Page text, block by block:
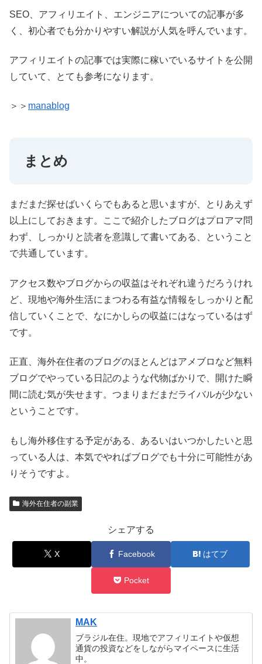
SEO、アフィリエイト、エンジニアについての記事が多
く、初心者でも分かりやすい解説が人気を呼んでいます。
アフィリエイトの記事では実際に稼いでいるサイトを公開
していて、とても参考になります。
＞＞ manablog
まとめ
まだまだ探せばいくらでもあると思いますが、とりあえず
以上にしておきます。ここで紹介したブログはプロアマ問
わず、しっかりと読者を意識して書いてある、ということ
で共通しています。
アクセス数やブログからの収益はそれぞれ違うだろうけれ
ど、現地や海外生活にまつわる有益な情報をしっかりと配
信していくことで、なにかしらの収益にはなっているはず
です。
正直、海外在住者のブログのほとんどはアメブロなど無料
ブログでやっている日記のような代物ばかりで、開けた瞬
間に読む気が失せます。つまりまだまだライバルが少ない
ということです。
もし海外移住する予定がある、あるいはいつかしたいと思
っている人は、本気でやればブログでも十分に可能性があ
りそうですよ。
海外在住者の副業
シェアする
X Facebook はてブ
Pocket
MAK
ブラジル在住。現地でアフィリエイトや仮想
通貨の投資などをしながらマイペースに生活
中。